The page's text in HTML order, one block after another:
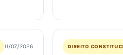
11/07/2026 DIREITO